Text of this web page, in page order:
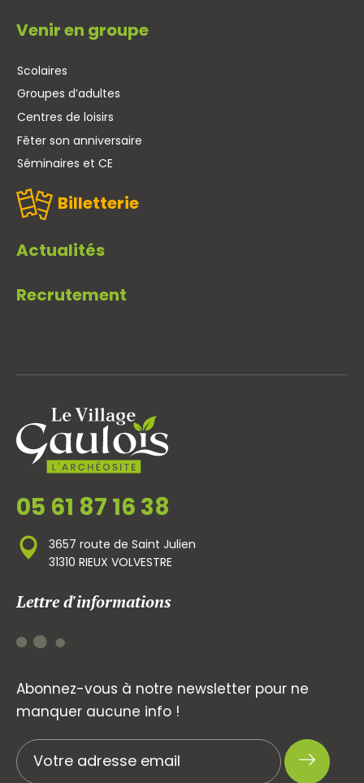
Venir en groupe
Scolaires
Groupes d’adultes
Centres de loisirs
Fêter son anniversaire
Séminaires et CE
Billetterie
Actualités
Recrutement
05 61 87 16 38
3657 route de Saint Julien
31310 RIEUX VOLVESTRE
Lettre d'informations
Abonnez-vous à notre newsletter pour ne
manquer aucune info !